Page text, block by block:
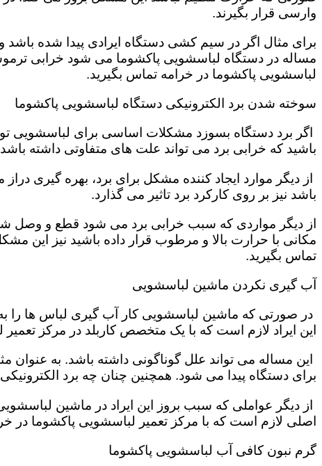
وارسی قرار بگیرند.
برای مثال اگر در سیم کشی دستگاه ایرادی پیدا شده
مساله در دستگاه لباسشویی پاکشوما می شود خرابی
لباسشویی پاکشوما در خرامه تماس بگیرید.
سوخته شدن برد الکترونیکی دستگاه لباسشویی پاکشوما
اگر برد دستگاه بسوزد مشکلات اساسی برای لباسشویی
باشید که خرابی برد می تواند علت های متفاوتی داشته
از دیگر موارد ایجاد کننده مشکل برای برد، بهره گیری
باشد نیز بر روی کارکرد برد تاثیر می گذارد.
از دیگر مواردی که سبب خرابی برد می شود قطع و وصل
مکانی با حرارت بالا و مرطوب قرار داده باشید نیز این
تماس بگیرید.
آب گیری نکردن ماشین لباسشویی
در صورتی که ماشین لباسشویی کار آب گیری لباس ها را
این ایراد لازم است که با یک متخصص کاربلد در مرکز
این مساله می تواند علل گوناگونی داشته باشد. به
برای دستگاه پیدا می شود. همچنین چنان چه برد
از دیگر عواملی که سبب بروز این ایراد در ماشین
اصلی لازم است که با مرکز تعمیر لباسشویی پاکشوما در
گرم نبون کافی آب لباسشویی پاکشوما